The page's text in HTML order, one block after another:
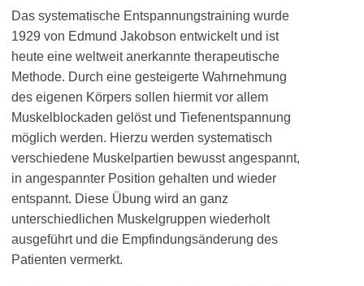
Das systematische Entspannungstraining wurde
1929 von Edmund Jakobson entwickelt und ist
heute eine weltweit anerkannte therapeutische
Methode. Durch eine gesteigerte Wahrnehmung
des eigenen Körpers sollen hiermit vor allem
Muskelblockaden gelöst und Tiefenentspannung
möglich werden. Hierzu werden systematisch
verschiedene Muskelpartien bewusst angespannt,
in angespannter Position gehalten und wieder
entspannt. Diese Übung wird an ganz
unterschiedlichen Muskelgruppen wiederholt
ausgeführt und die Empfindungsänderung des
Patienten vermerkt.